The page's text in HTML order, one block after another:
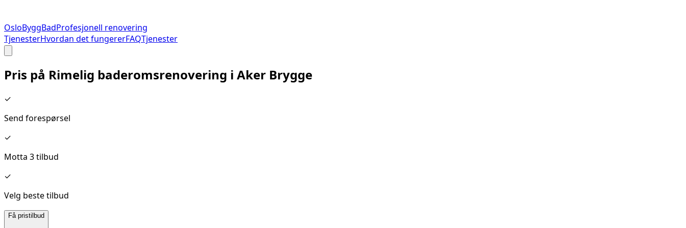
OsloByggBadProfesjonell renovering
TjenesterHvordan det fungererFAQTjenester
Pris på Rimelig baderomsrenovering i Aker Brygge
✓
Send forespørsel
✓
Motta 3 tilbud
✓
Velg beste tilbud
Få pristilbud